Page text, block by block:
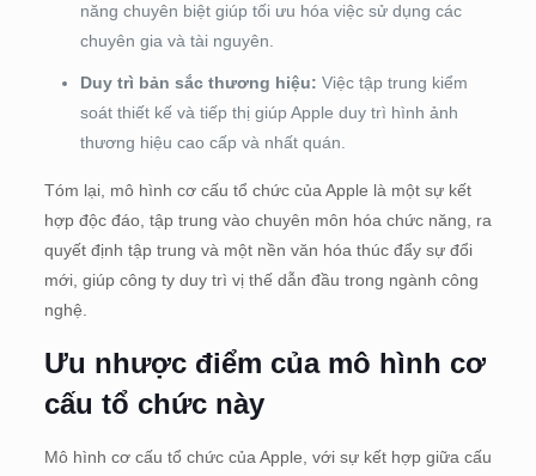
năng chuyên biệt giúp tối ưu hóa việc sử dụng các
chuyên gia và tài nguyên.
Duy trì bản sắc thương hiệu: Việc tập trung kiểm
soát thiết kế và tiếp thị giúp Apple duy trì hình ảnh
thương hiệu cao cấp và nhất quán.
Tóm lại, mô hình cơ cấu tổ chức của Apple là một sự kết
hợp độc đáo, tập trung vào chuyên môn hóa chức năng, ra
quyết định tập trung và một nền văn hóa thúc đẩy sự đổi
mới, giúp công ty duy trì vị thế dẫn đầu trong ngành công
nghệ.
Ưu nhược điểm của mô hình cơ
cấu tổ chức này
Mô hình cơ cấu tổ chức của Apple, với sự kết hợp giữa cấu